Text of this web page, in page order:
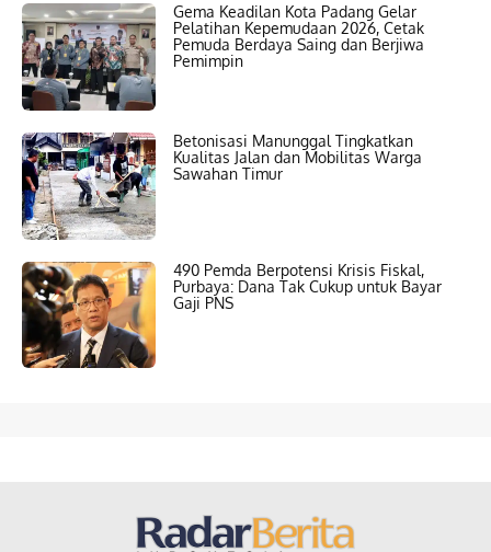
Gema Keadilan Kota Padang Gelar
Pelatihan Kepemudaan 2026, Cetak
Pemuda Berdaya Saing dan Berjiwa
Pemimpin
Betonisasi Manunggal Tingkatkan
Kualitas Jalan dan Mobilitas Warga
Sawahan Timur
490 Pemda Berpotensi Krisis Fiskal,
Purbaya: Dana Tak Cukup untuk Bayar
Gaji PNS